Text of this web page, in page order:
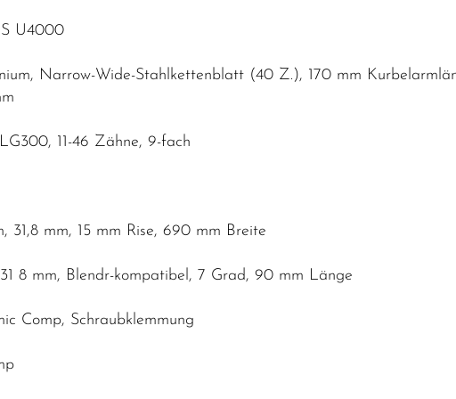
U4000
Narrow-Wide-Stahlkettenblatt (40 Z.), 170 mm
11-46 Zähne, 9-fach
31,8 mm, 15 mm Rise, 690 mm Breite
8 mm, Blendr-kompatibel, 7 Grad, 90 mm Länge
Comp, Schraubklemmung